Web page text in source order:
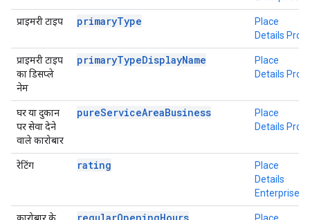
प्राइमरी टाइप primaryType
Place
Details Pro
प्राइमरी टाइप
का डिसप्ले
नेम
primaryTypeDisplayName
Place
Details Pro
घर या दुकान
पर सेवा देने
वाले कारोबार
pureServiceAreaBusiness
Place
Details Pro
रेटिंग rating
Place
Details
Enterprise